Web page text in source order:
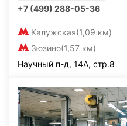
+7 (499) 288-05-36
Калужская(1,09 км)
Зюзино(1,57 км)
Научный п-д, 14А, стр.8